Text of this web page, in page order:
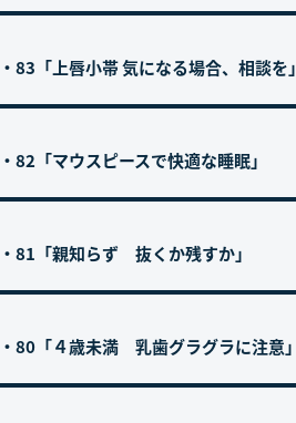
83「上唇小帯 気になる場合、相談を」
82「マウスピースで快適な睡眠」
81「親知らず 抜くか残すか」
80「４歳未満 乳歯グラグラに注意」